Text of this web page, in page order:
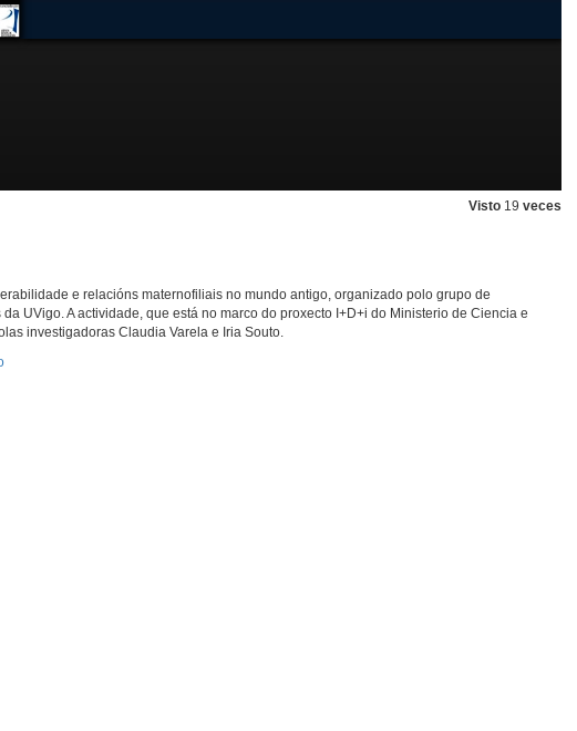
Visto 19 veces
e relacións maternofiliais no mundo antigo, organizado polo grupo de
UVigo. A actividade, que está no marco do proxecto I+D+i do Ministerio de Ciencia e
investigadoras Claudia Varela e Iria Souto.